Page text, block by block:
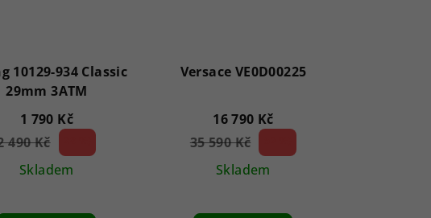
10129-934 Classic
29mm 3ATM
1 790 Kč
490 Kč
Skladem
Versace VE0D00225
16 790 Kč
35 590 Kč
Skladem